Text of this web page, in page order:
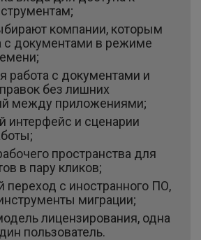
компании, которым
с документами в режиме
работа с документами и
без лишних
между приложениями;
интерфейс и сценарии
пространства для
в пару кликов;
с иностранного ПО,
миграции;
лицензирования, одна
пользователь.